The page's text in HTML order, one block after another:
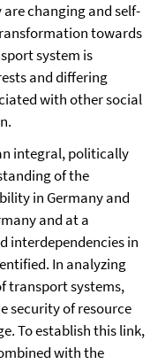
changing and self-
towards
system is
and differing
with other social
integral, politically
of the
in Germany and
and at a
interdependencies in
In analyzing
transport systems,
security of resource
To establish this link,
with the